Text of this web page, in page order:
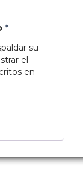
*
su
el
en